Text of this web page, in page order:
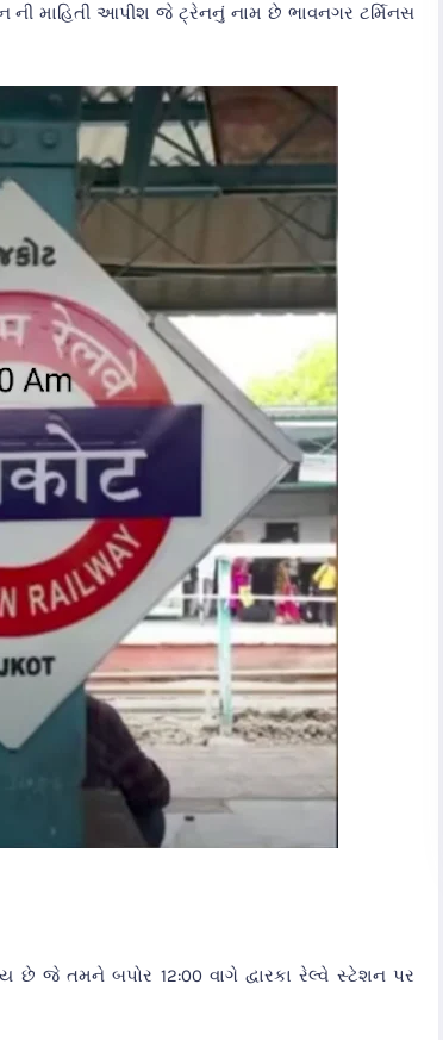
ની માહિતી આપીશ જે ટ્રેનનું નામ છે ભાવનગર ટર્મિનસ
છે જે તમને બપોર 12:00 વાગે દ્વારકા રેલ્વે સ્ટેશન પર